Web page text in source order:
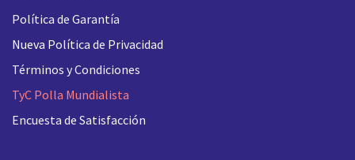
Política de Garantía
Nueva Política de Privacidad
Términos y Condiciones
TyC Polla Mundialista
Encuesta de Satisfacción